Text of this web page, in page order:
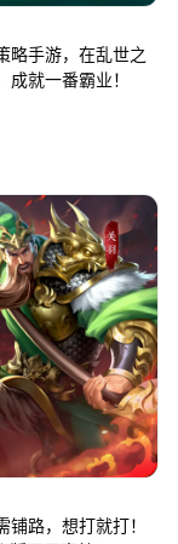
略手游，在乱世之
就一番霸业！
路，想打就打！